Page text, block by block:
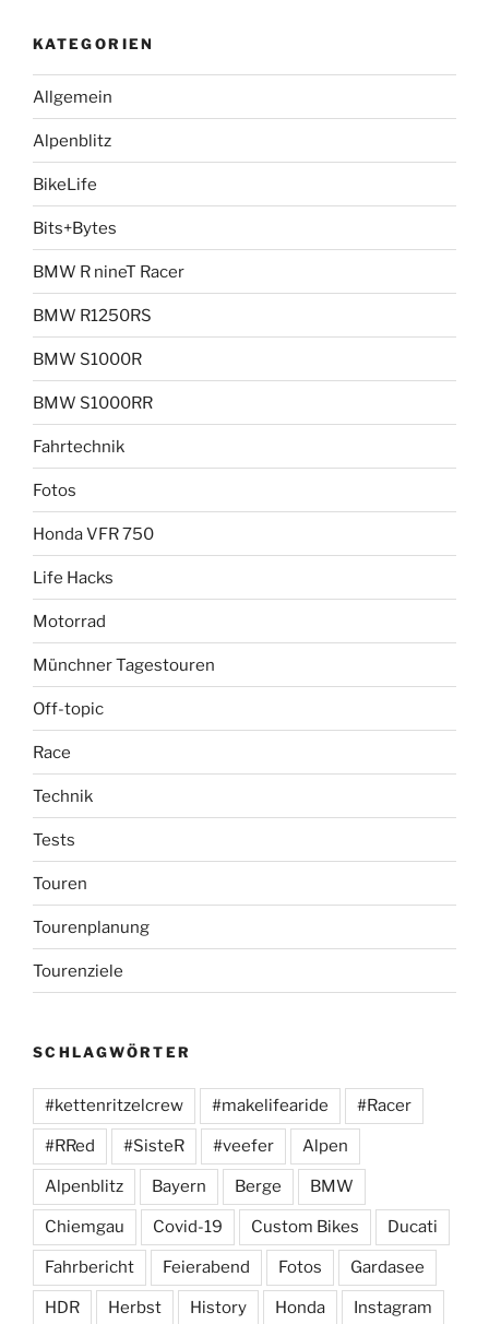
KATEGORIEN
Allgemein
Alpenblitz
BikeLife
Bits+Bytes
BMW R nineT Racer
BMW R1250RS
BMW S1000R
BMW S1000RR
Fahrtechnik
Fotos
Honda VFR 750
Life Hacks
Motorrad
Münchner Tagestouren
Off-topic
Race
Technik
Tests
Touren
Tourenplanung
Tourenziele
SCHLAGWÖRTER
#kettenritzelcrew #makelifearide #Racer
#RRed #SisteR #veefer Alpen
Alpenblitz Bayern Berge BMW
Chiemgau Covid-19 Custom Bikes Ducati
Fahrbericht Feierabend Fotos Gardasee
HDR Herbst History Honda Instagram